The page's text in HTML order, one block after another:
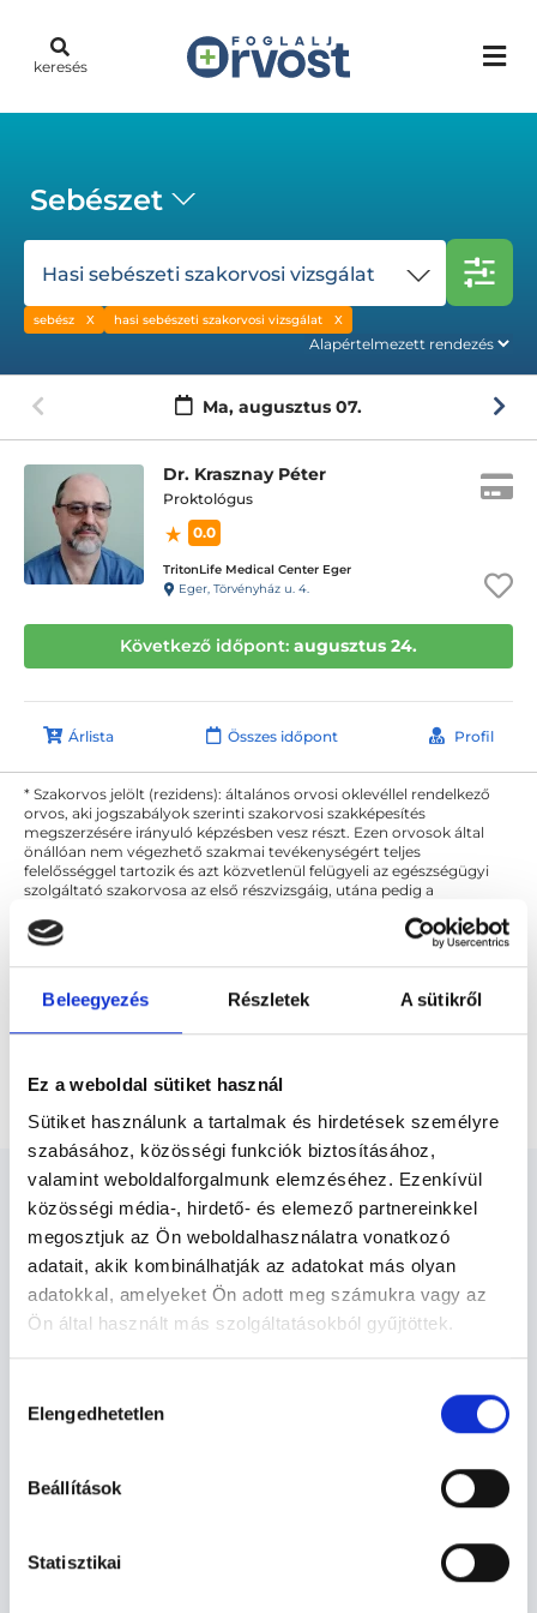
Beleegyezés Részletek A sütikről
Ez a weboldal sütiket használ
Sütiket használunk a tartalmak és hirdetések személyre
szabásához, közösségi funkciók biztosításához,
valamint weboldalforgalmunk elemzéséhez. Ezenkívül
közösségi média-, hirdető- és elemező partnereinkkel
megosztjuk az Ön weboldalhasználatra vonatkozó
adatait, akik kombinálhatják az adatokat más olyan
adatokkal, amelyeket Ön adott meg számukra vagy az
Ön által használt más szolgáltatásokból gyűjtöttek.
szabályzat:https://foglaljorvost.hu/info/foglaljorvost-
kiválasztása
Elengedhetetlen
Beállítások
Statisztikai
keresés
Sebészet
Hasi sebészeti szakorvosi vizsgálat
sebész hasi sebészeti szakorvosi vizsgálat
Ma, augusztus 07.
Dr. Krasznay Péter
Proktológus
0.0
TritonLife Medical Center Eger
Eger, Törvényház u. 4.
Következő időpont: augusztus 24.
Árlista Összes időpont Profil
* Szakorvos jelölt (rezidens): általános orvosi oklevéllel rendelkező
orvos, aki jogszabályok szerinti szakorvosi szakképesítés
megszerzésére irányuló képzésben vesz részt. Ezen orvosok által
önállóan nem végezhető szakmai tevékenységért teljes
felelősséggel tartozik és azt közvetlenül felügyeli az egészségügyi
szolgáltató szakorvosa az első részvizsgáig, utána pedig a
felelősségét kizárja esetleges névazonosságért bármely szakorvos
és szakorvosjelölt esetén.
Főoldal Sebész
Hasi sebészeti szakorvosi vizsgálat
Sebész - Sebészet
SZAKTERÜLETEK
Szolgáltatások